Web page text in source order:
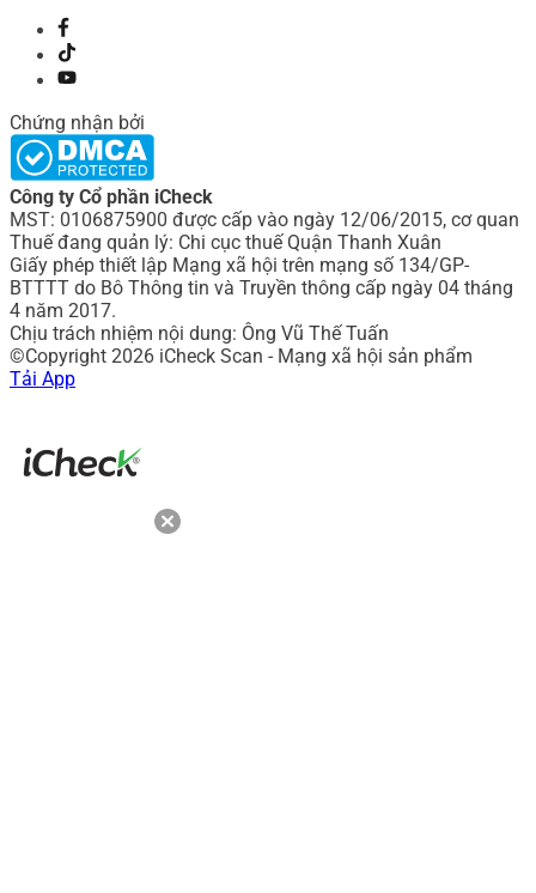
Chứng nhận bởi
Công ty Cổ phần iCheck
MST: 0106875900 được cấp vào ngày 12/06/2015, cơ quan
Thuế đang quản lý: Chi cục thuế Quận Thanh Xuân
Giấy phép thiết lập Mạng xã hội trên mạng số 134/GP-
BTTTT do Bô Thông tin và Truyền thông cấp ngày 04 tháng
4 năm 2017.
Chịu trách nhiệm nội dung: Ông Vũ Thế Tuấn
©Copyright 2026 iCheck Scan - Mạng xã hội sản phẩm
Tải App